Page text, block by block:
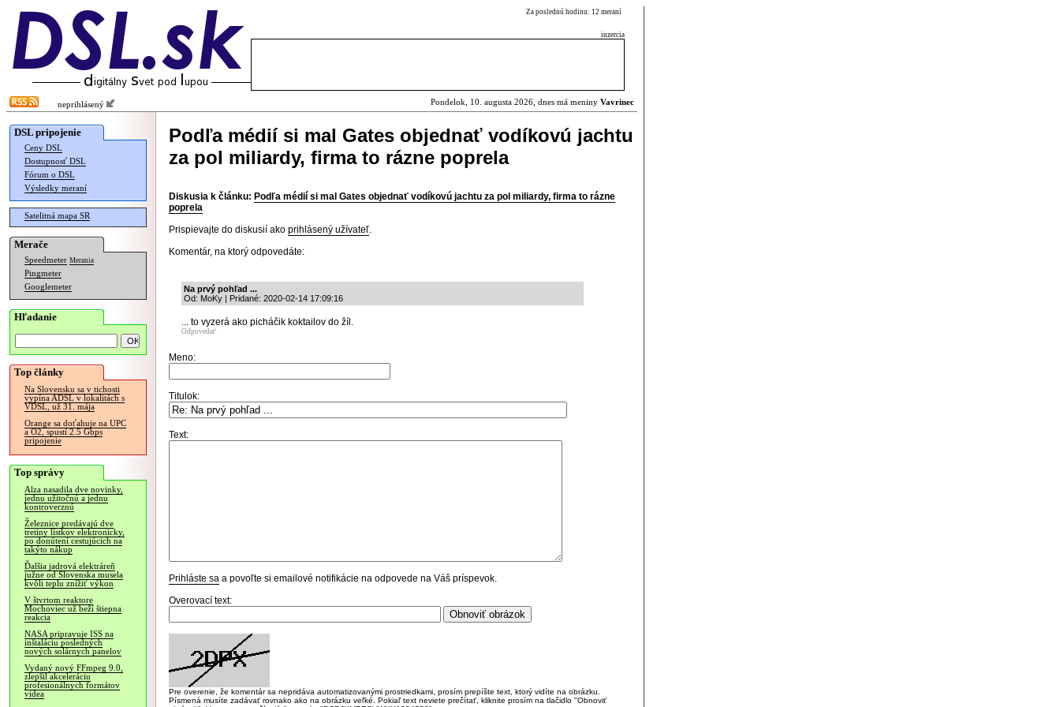
Za poslednú hodinu: 12 meraní
inzercia
neprihlásený Pondelok, 10. augusta 2026, dnes má meniny Vavrinec
DSL pripojenie
Ceny DSL
Dostupnosť DSL
Fórum o DSL
Výsledky meraní
Satelitná mapa SR
Merače
Speedmeter Merania
Pingmeter
Googlemeter
Hľadanie
Top články
Na Slovensku sa v tichosti
vypína ADSL v lokalitách s
VDSL, už 31. mája
Orange sa doťahuje na UPC
a O2, spustí 2.5 Gbps
pripojenie
Top správy
Alza nasadila dve novinky,
jednu užitočnú a jednu
kontroverznú
Železnice predávajú dve
tretiny lístkov elektronicky,
po donútení cestujúcich na
takýto nákup
Ďalšia jadrová elektráreň
južne od Slovenska musela
kvôli teplu znížiť výkon
V štvrtom reaktore
Mochoviec už beží štiepna
reakcia
NASA pripravuje ISS na
inštaláciu posledných
nových solárnych panelov
Vydaný nový FFmpeg 9.0,
zlepšil akceleráciu
profesionálnych formátov
videa
Podľa médií si mal Gates objednať vodíkovú jachtu
za pol miliardy, firma to rázne poprela
Diskusia k článku: Podľa médií si mal Gates objednať vodíkovú jachtu za pol miliardy, firma to rázne
poprela
Prispievajte do diskusií ako prihlásený užívateľ.
Komentár, na ktorý odpovedáte:
Na prvý pohľad ...
Od: MoKy | Pridané: 2020-02-14 17:09:16
... to vyzerá ako picháčik koktailov do žíl.
Odpovedať
Meno:
Titulok:
Text:
Prihláste sa a povoľte si emailové notifikácie na odpovede na Váš príspevok.
Overovací text:
Pre overenie, že komentár sa nepridáva automatizovanými prostriedkami, prosím prepíšte text, ktorý vidíte na obrázku.
Písmená musíte zadávať rovnako ako na obrázku veľké. Pokiaľ text neviete prečítať, kliknite prosím na tlačidlo "Obnoviť